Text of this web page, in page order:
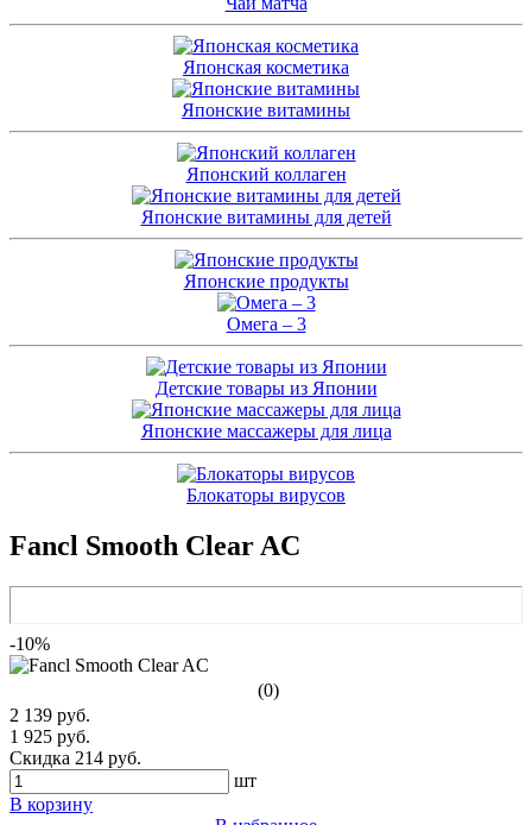
Японская косметика
Японские витамины
Японский коллаген
Японские витамины для детей
Японские продукты
Омега – 3
Детские товары из Японии
Японские массажеры для лица
Блокаторы вирусов
Fancl Smooth Clear AC
-10%
(0)
2 139 руб.
1 925 руб.
Скидка 214 руб.
шт
В корзину